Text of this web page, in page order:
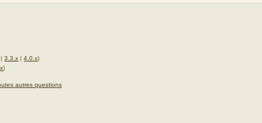
|3.3.x |4.0.x)
)
autres questions